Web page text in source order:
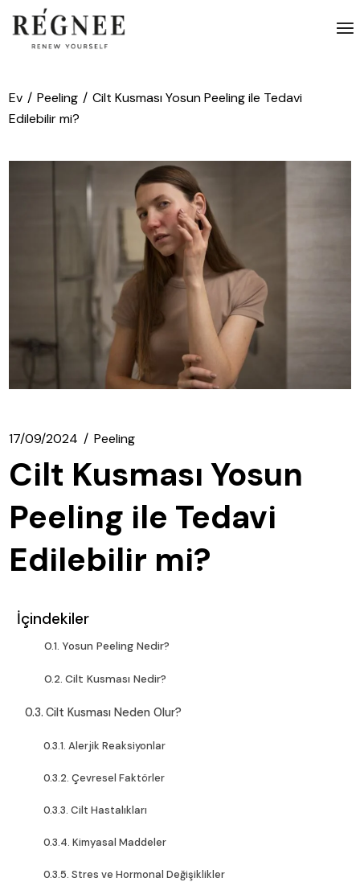
atla
Ev Peeling
Cilt Kusması Yosun Peeling ile Tedavi
Edilebilir mi?
17/09/2024 Peeling
Cilt Kusması Yosun
Peeling ile Tedavi
Edilebilir mi?
İçindekiler
Yosun Peeling Nedir?
Cilt Kusması Nedir?
Cilt Kusması Neden Olur?
Alerjik Reaksiyonlar
Çevresel Faktörler
Cilt Hastalıkları
Kimyasal Maddeler
Stres ve Hormonal Değişiklikler